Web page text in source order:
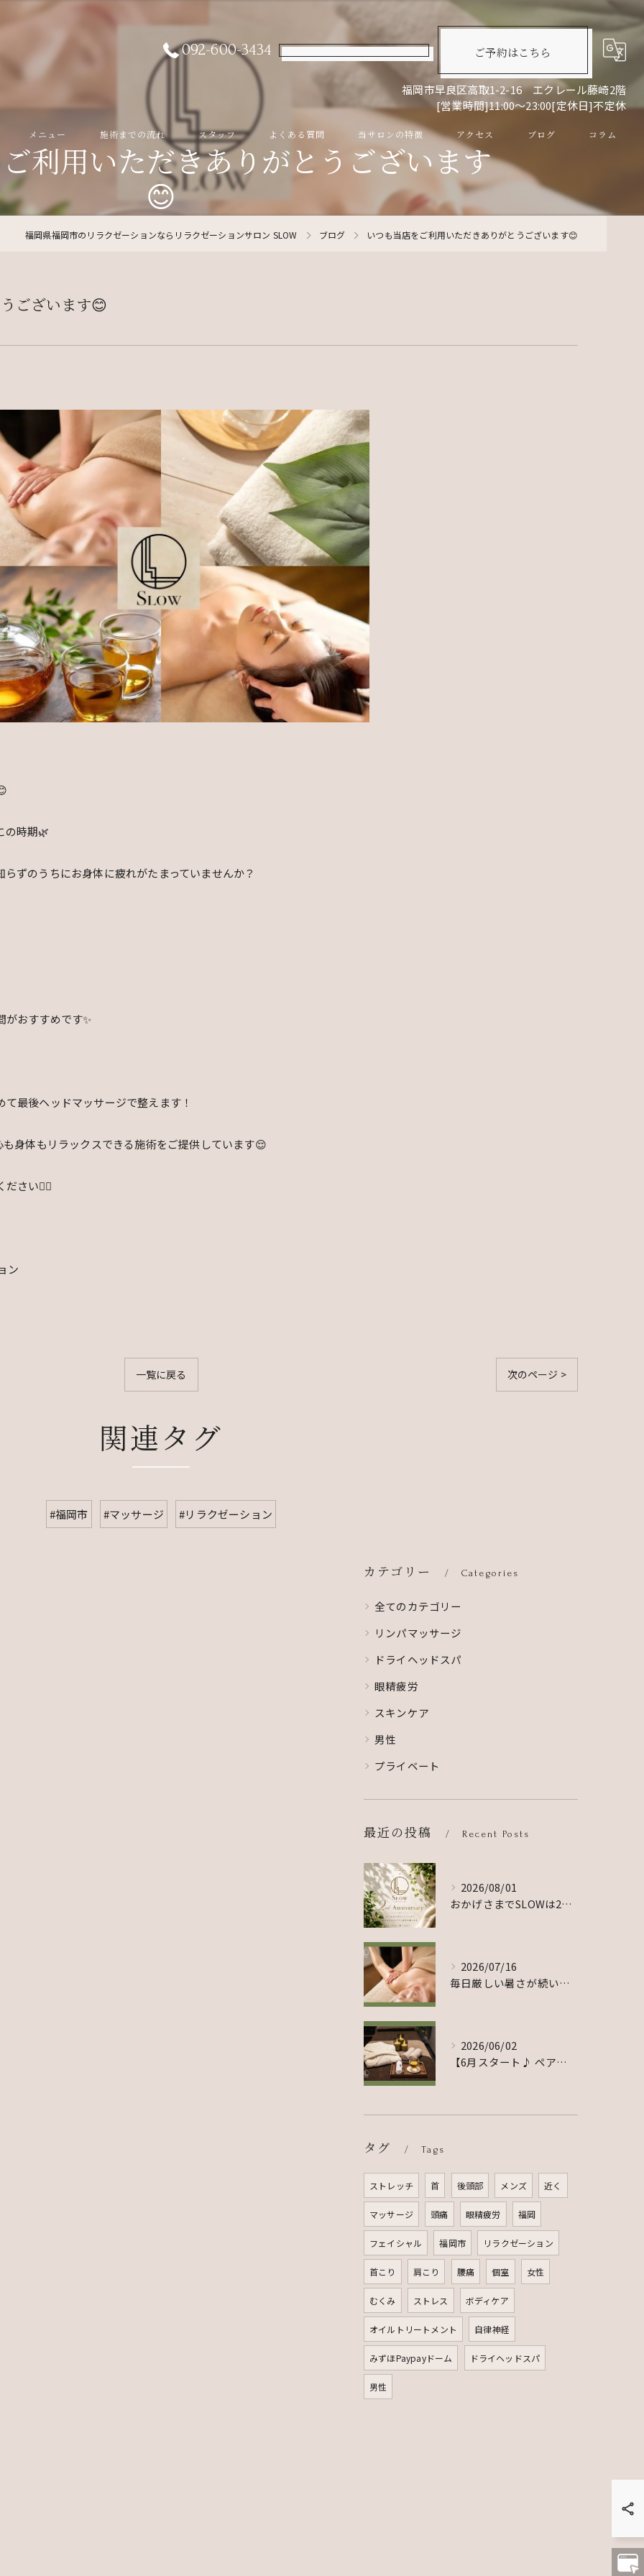
092-600-3434 ご予約はこちら
福岡市早良区高取1-2-16 エクレール藤崎2階
[営業時間]11:00～23:00[定休日]不定休
メニュー 施術までの流れ スタッフ よくある質問 当サロンの特徴
ドライヘッドスパ
アクセス ブログ コラム
利用いただきありがとうございます
😊
福岡県福岡市のリラクゼーションならリラクゼーションサロン SLOW ブログ いつも当店をご利用いただきありがとうございます😊
ございます😊
の時期🌿
ずのうちにお身体に疲れがたまっていませんか？
がおすすめです✨️
最後ヘッドマッサージで整えます！
身体もリラックスできる施術をご提供しています😌
さい🙇‍♀️
ン
一覧に戻る 次のページ >
関連タグ
#福岡市 #マッサージ #リラクゼーション
カテゴリー Categories
全てのカテゴリー
リンパマッサージ
ドライヘッドスパ
眼精疲労
スキンケア
男性
プライベート
最近の投稿 Recent Posts
2026/08/01
おかげさまでSLOWは2周年を迎えました☺️🙌
2026/07/16
毎日厳しい暑さが続いていますが、皆さま体調はいかがでしょうか...
2026/06/02
【6月スタート♪ ペアでのご利用をご希望のお客様へ】
タグ Tags
ストレッチ 首 後頭部 メンズ 近く
マッサージ 頭痛 眼精疲労 福岡
フェイシャル 福岡市 リラクゼーション
首こり 肩こり 腰痛 個室 女性
むくみ ストレス ボディケア
オイルトリートメント 自律神経
みずほPaypayドーム ドライヘッドスパ
男性